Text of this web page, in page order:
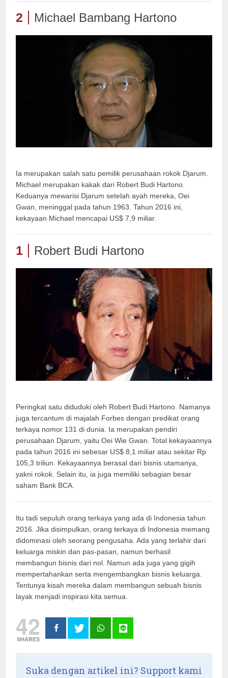
2 Michael Bambang Hartono
Ia merupakan salah satu pemilik perusahaan rokok Djarum.
Michael merupakan kakak dari Robert Budi Hartono.
Keduanya mewarisi Djarum setelah ayah mereka, Oei
Gwan, meninggal pada tahun 1963. Tahun 2016 ini,
kekayaan Michael mencapai US$ 7,9 miliar.
1 Robert Budi Hartono
Peringkat satu diduduki oleh Robert Budi Hartono. Namanya
juga tercantum di majalah Forbes dengan predikat orang
terkaya nomor 131 di dunia. Ia merupakan pendiri
perusahaan Djarum, yaitu Oei Wie Gwan. Total kekayaannya
pada tahun 2016 ini sebesar US$ 8,1 miliar atau sekitar Rp
105,3 triliun. Kekayaannya berasal dari bisnis utamanya,
yakni rokok. Selain itu, ia juga memiliki sebagian besar
saham Bank BCA.
Itu tadi sepuluh orang terkaya yang ada di Indonesia tahun
2016. Jika disimpulkan, orang terkaya di Indonesia memang
didominasi oleh seorang pengusaha. Ada yang terlahir dari
keluarga miskin dan pas-pasan, namun berhasil
membangun bisnis dari nol. Namun ada juga yang gigih
mempertahankan serta mengembangkan bisnis keluarga.
Tentunya kisah mereka dalam membangun sebuah bisnis
layak menjadi inspirasi kita semua.
42
SHARES
Suka dengan artikel ini? Support kami